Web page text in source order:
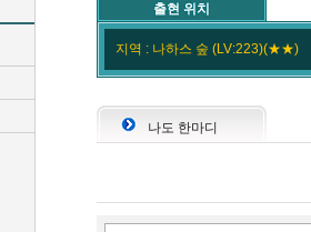
출현 위치
지역 : 나하스 숲 (LV:223)(★★)
나도 한마디